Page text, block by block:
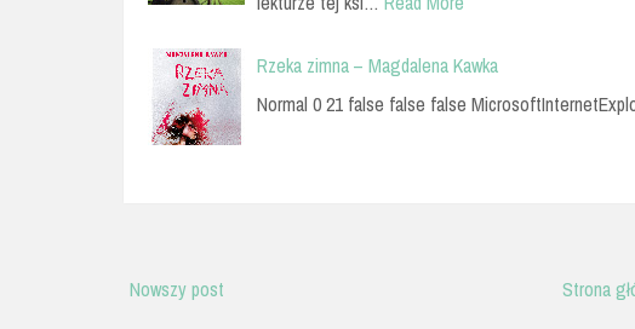
Rzeka zimna – Magdalena Kawka
Normal 0 21 false false false
Nowszy post Strona